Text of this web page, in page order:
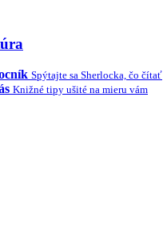
Spýtajte sa Sherlocka, čo čítať
Knižné tipy ušité na mieru vám